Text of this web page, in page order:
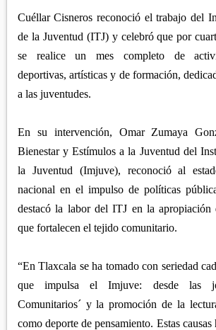
Cuéllar Cisneros reconoció el trabajo del
de la Juventud (ITJ) y celebró que por
se realice un mes completo de
deportivas, artísticas y de formación,
a las juventudes.
En su intervención, Omar Zumaya
Bienestar y Estímulos a la Juventud del
la Juventud (Imjuve), reconoció al
nacional en el impulso de políticas
destacó la labor del ITJ en la apropiación
que fortalecen el tejido comunitario.
“En Tlaxcala se ha tomado con seriedad
que impulsa el Imjuve: desde las
Comunitarios´ y la promoción de la
como deporte de pensamiento. Estas causas